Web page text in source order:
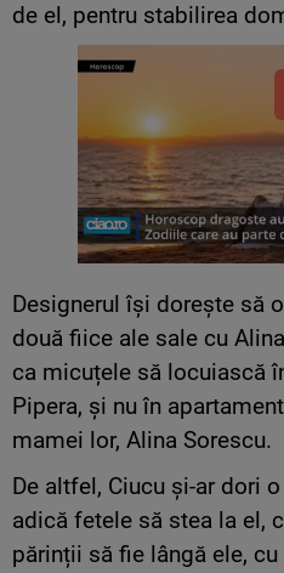
de el, pentru stabilirea
Designerul își dorește să
două fiice ale sale cu
ca micuțele să locuiască
Pipera, și nu în
mamei lor, Alina Sorescu.
De altfel, Ciucu și-ar dori
adică fetele să stea la el,
părinții să fie lângă ele,